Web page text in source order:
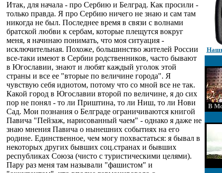
Итак, для начала - про Сербию и Белград. Как просили -
только правда. Я про Сербию ничего не знаю и сам там
никогда не был. Последнее время в связи с волнами
братской любви к сербам, которые плещутся вокруг
меня, я начинаю понимать, что моя ситуация -
исключительная. Похоже, большинство жителей России
все-таки имеют в Сербии родственников, часто бывают
в Югославии, знают и любят каждый уголок этой
страны и все ее "вторые по величине города". Я
чувствую себя идиотом, потому что со мной все не так.
Какой город в Югославии второй по величине, я до сих
пор не понял - то ли Приштина, то ли Ниш, то ли Нови
Сад. Мои познания о Белграде ограничиваются книгой
Павича "Пейзаж, нарисованный чаем" - однако я даже не
знаю мнения Павича о нынешних событиях на его
родине. Единственное, чем могу похвастаться: я бывал в
некоторых других бывших соц.странах и бывших
республиках Союза (чисто с туристическими целями).
Пару раз меня там называли "фашистом" и
В